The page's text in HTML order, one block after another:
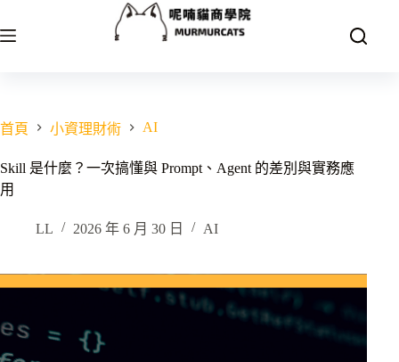
至
容
首頁 小資理財術 AI
Skill 是什麼？一次搞懂與 Prompt、Agent 的差別與實務應
用
LL 2026 年 6 月 30 日 AI